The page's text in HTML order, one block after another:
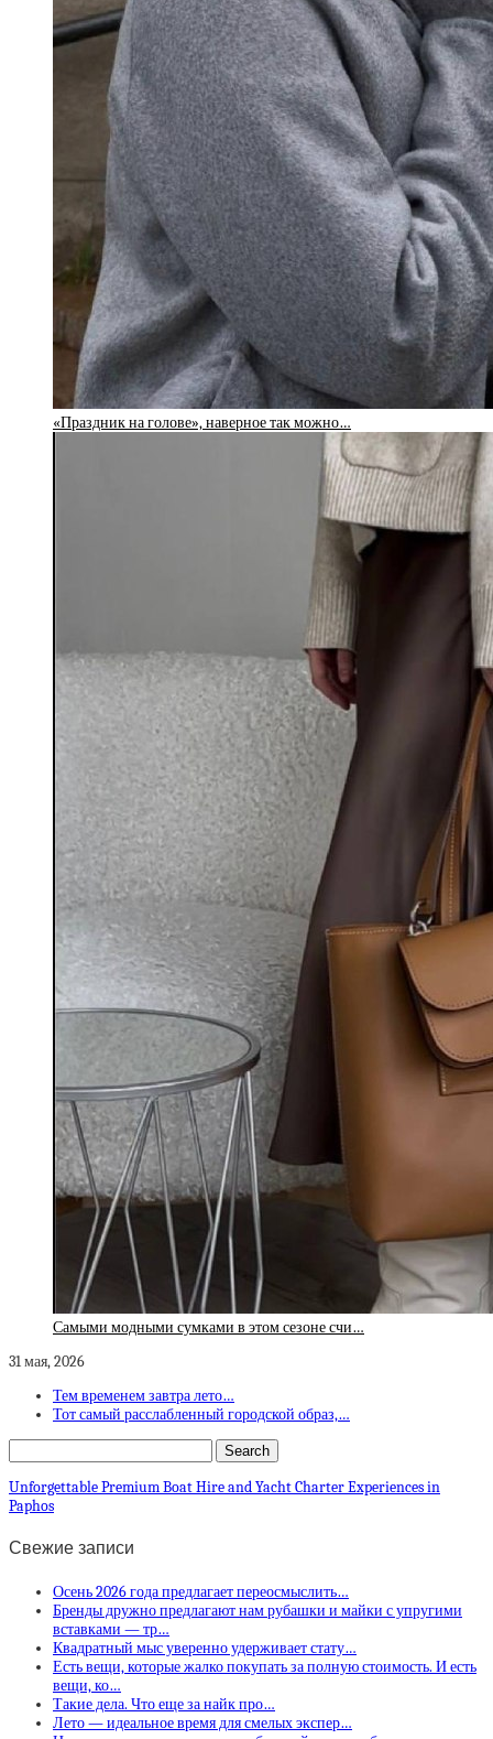
«Праздник на голове», наверное так можно…
Самыми модными сумками в этом сезоне счи…
31 мая, 2026
Тем временем завтра лето…
Тот самый расслабленный городской образ,…
Unforgettable Premium Boat Hire and Yacht Charter Experiences in
Paphos
Свежие записи
Осень 2026 года предлагает переосмыслить…
Бренды дружно предлагают нам рубашки и майки с упругими
вставками — тр…
Квадратный мыс уверенно удерживает стату…
Есть вещи, которые жалко покупать за полную стоимость. И есть
вещи, ко…
Такие дела. Что еще за найк про…
Лето — идеальное время для смелых экспер…